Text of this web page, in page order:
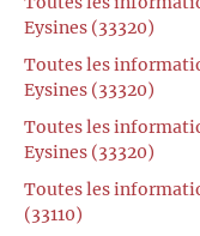
Eysines (33320)
Toutes les
Eysines (33320)
Toutes les
Eysines (33320)
Toutes les
(33110)